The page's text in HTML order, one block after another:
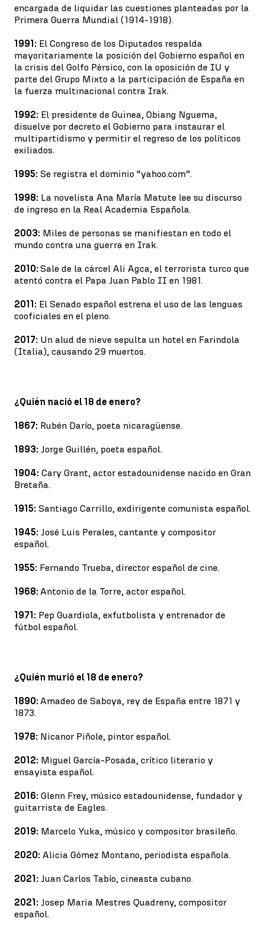
encargada de liquidar las cuestiones planteadas por la
Primera Guerra Mundial (1914-1918).
1991: El Congreso de los Diputados respalda
mayoritariamente la posición del Gobierno español en
la crisis del Golfo Pérsico, con la oposición de IU y
parte del Grupo Mixto a la participación de España en
la fuerza multinacional contra Irak.
1992: El presidente de Guinea, Obiang Nguema,
disuelve por decreto el Gobierno para instaurar el
multipartidismo y permitir el regreso de los políticos
exiliados.
1995: Se registra el dominio “yahoo.com”.
1998: La novelista Ana María Matute lee su discurso
de ingreso en la Real Academia Española.
2003: Miles de personas se manifiestan en todo el
mundo contra una guerra en Irak.
2010: Sale de la cárcel Ali Agca, el terrorista turco que
atentó contra el Papa Juan Pablo II en 1981.
2011: El Senado español estrena el uso de las lenguas
cooficiales en el pleno.
2017: Un alud de nieve sepulta un hotel en Farindola
(Italia), causando 29 muertos.
¿Quién nació el 18 de enero?
1867: Rubén Darío, poeta nicaragüense.
1893: Jorge Guillén, poeta español.
1904: Cary Grant, actor estadounidense nacido en Gran
Bretaña.
1915: Santiago Carrillo, exdirigente comunista español.
1945: José Luis Perales, cantante y compositor
español.
1955: Fernando Trueba, director español de cine.
1968: Antonio de la Torre, actor español.
1971: Pep Guardiola, exfutbolista y entrenador de
fútbol español.
¿Quién murió el 18 de enero?
1890: Amadeo de Saboya, rey de España entre 1871 y
1873.
1978: Nicanor Piñole, pintor español.
2012: Miguel García-Posada, crítico literario y
ensayista español.
2016: Glenn Frey, músico estadounidense, fundador y
guitarrista de Eagles.
2019: Marcelo Yuka, músico y compositor brasileño.
2020: Alicia Gómez Montano, periodista española.
2021: Juan Carlos Tabío, cineasta cubano.
2021: Josep Maria Mestres Quadreny, compositor
español.